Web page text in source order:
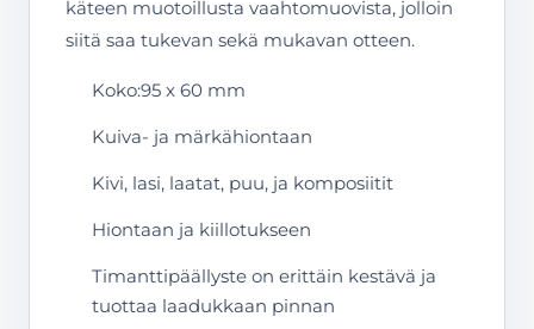
käteen muotoillusta vaahtomuovista, jolloin
siitä saa tukevan sekä mukavan otteen.
Koko:95 x 60 mm
Kuiva- ja märkähiontaan
Kivi, lasi, laatat, puu, ja komposiitit
Hiontaan ja kiillotukseen
Timanttipäällyste on erittäin kestävä ja
tuottaa laadukkaan pinnan